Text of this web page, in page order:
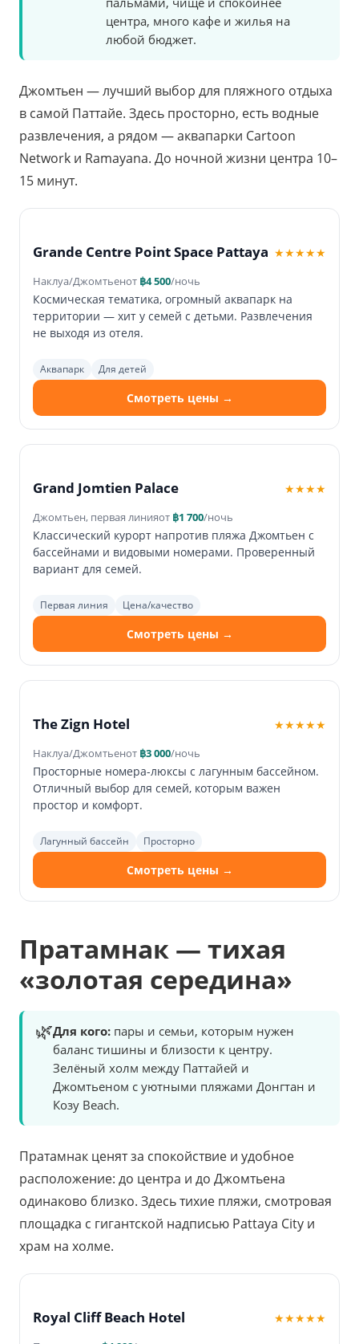
центра, много кафе и жилья на
любой бюджет.
Джомтьен — лучший выбор для пляжного отдыха
в самой Паттайе. Здесь просторно, есть водные
развлечения, а рядом — аквапарки Cartoon
Network и Ramayana. До ночной жизни центра 10–
15 минут.
Grande Centre Point Space Pattaya ★★★★★
Наклуа/Джомтьенот ฿4 500/ночь
Космическая тематика, огромный аквапарк на
территории — хит у семей с детьми. Развлечения
не выходя из отеля.
Аквапарк Для детей
Смотреть цены →
Grand Jomtien Palace ★★★★
Джомтьен, первая линияот ฿1 700/ночь
Классический курорт напротив пляжа Джомтьен с
бассейнами и видовыми номерами. Проверенный
вариант для семей.
Первая линия Цена/качество
Смотреть цены →
The Zign Hotel ★★★★★
Наклуа/Джомтьенот ฿3 000/ночь
Просторные номера-люксы с лагунным бассейном.
Отличный выбор для семей, которым важен
простор и комфорт.
Лагунный бассейн Просторно
Смотреть цены →
Пратамнак — тихая
«золотая середина»
🌿Для кого: пары и семьи, которым нужен
баланс тишины и близости к центру.
Зелёный холм между Паттайей и
Джомтьеном с уютными пляжами Донгтан и
Козy Beach.
Пратамнак ценят за спокойствие и удобное
расположение: до центра и до Джомтьена
одинаково близко. Здесь тихие пляжи, смотровая
площадка с гигантской надписью Pattaya City и
храм на холме.
Royal Cliff Beach Hotel ★★★★★